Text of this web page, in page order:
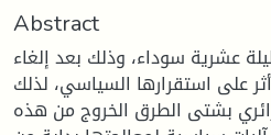
Abstract
عشرية سوداء، وذلك بعد إلغاء
على استقرارها السياسي، لذلك
بشتى الطرق الخروج من هذه